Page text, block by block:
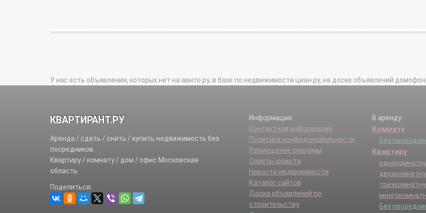
У нас есть объявления, которых нет на авито.ру, в базе по недвижимости циан.ру, на доске объявлений
КВАРТИРАНТ.РУ
Аренда / сдать / снять / купить недвижимость без
посредников.
Квартиру / комнату / дом / офис Московская
область
Поделиться:
Информация:
Контактная информация
Политика конфиденциальности
Размещение рекламы
Советы юриста
Новости недвижимости
Каталог сайтов
Доска объявлений по
строительству
В аренду:
Комнату
Без
Квартиру
Без